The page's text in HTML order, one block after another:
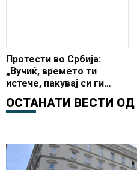
Протести во Србија:
„Вучиќ, времето ти
истече, пакувај си ги
куферите“!
ОСТАНАТИ ВЕСТИ ОД